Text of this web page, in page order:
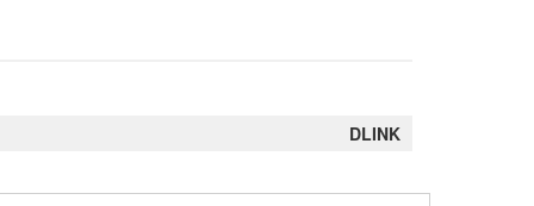
DLINK